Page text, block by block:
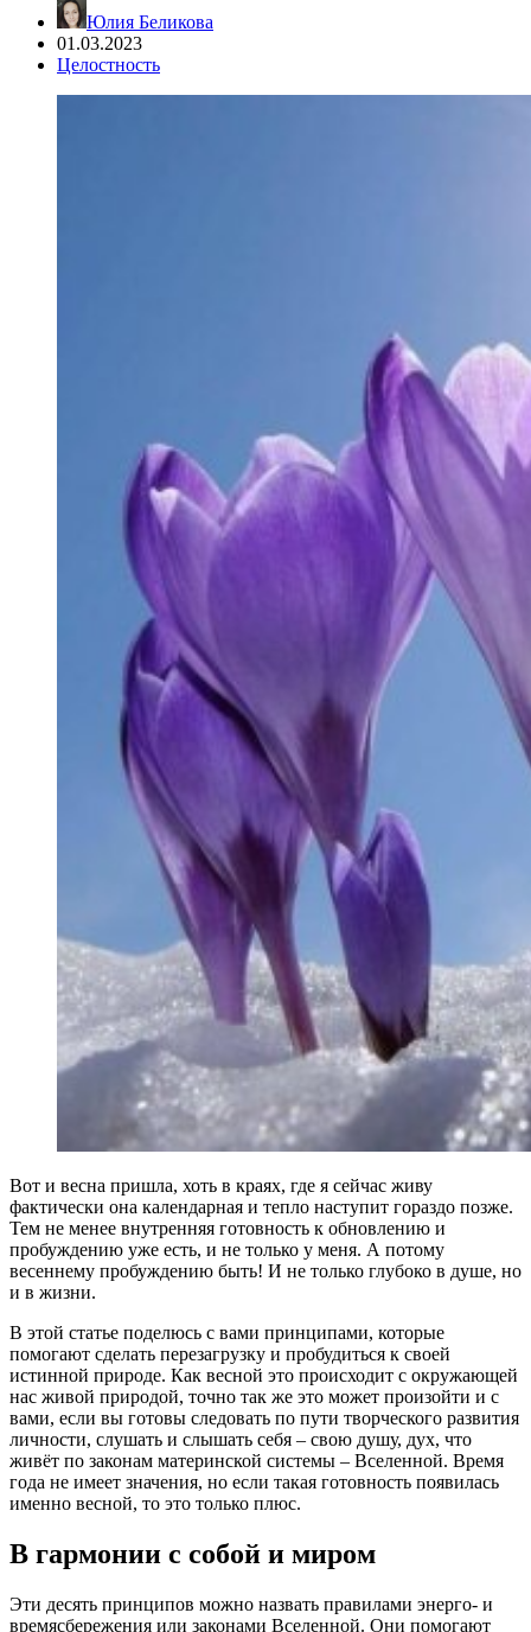
Юлия Беликова
01.03.2023
Целостность
Вот и весна пришла, хоть в краях, где я сейчас живу
фактически она календарная и тепло наступит гораздо позже.
Тем не менее внутренняя готовность к обновлению и
пробуждению уже есть, и не только у меня. А потому
весеннему пробуждению быть! И не только глубоко в душе, но
и в жизни.
В этой статье поделюсь с вами принципами, которые
помогают сделать перезагрузку и пробудиться к своей
истинной природе. Как весной это происходит с окружающей
нас живой природой, точно так же это может произойти и с
вами, если вы готовы следовать по пути творческого развития
личности, слушать и слышать себя – свою душу, дух, что
живёт по законам материнской системы – Вселенной. Время
года не имеет значения, но если такая готовность появилась
именно весной, то это только плюс.
В гармонии с собой и миром
Эти десять принципов можно назвать правилами энерго- и
времясбережения или законами Вселенной. Они помогают